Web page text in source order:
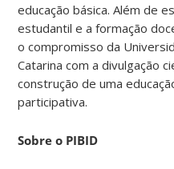
educação básica. Além de
estudantil e a formação
o compromisso da
Catarina com a divulgação
construção de uma
participativa.
Sobre o PIBID